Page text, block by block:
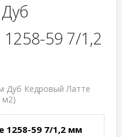
59 7/1,2
Дуб Кедровый Латте
м2)
1258-59 7/1,2 мм